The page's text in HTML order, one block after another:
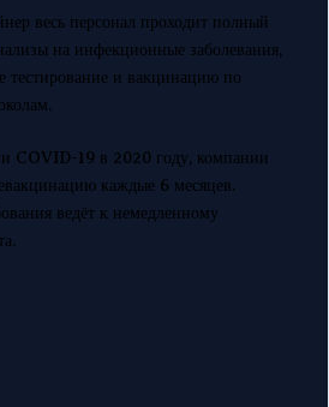
весь персонал проходит полный
на инфекционные заболевания,
тестирование и вакцинацию по
COVID-19 в 2020 году, компании
каждые 6 месяцев.
ведёт к немедленному